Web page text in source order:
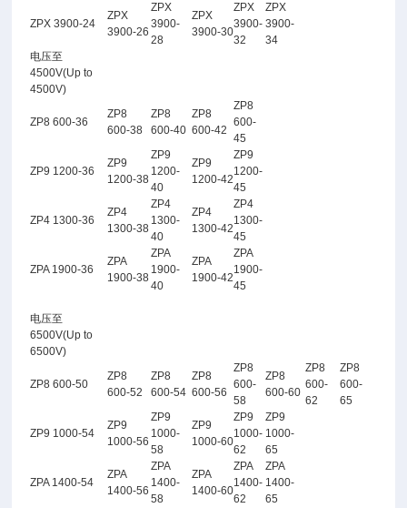
ZPX 3900-24
ZPX
3900-26
ZPX
3900-
28
ZPX
3900-30
ZPX
3900-
32
ZPX
3900-
34
电压至
4500V(Up to
4500V)
ZP8 600-36
ZP8
600-38
ZP8
600-40
ZP8
600-42
ZP8
600-
45
ZP9 1200-36
ZP9
1200-38
ZP9
1200-
40
ZP9
1200-42
ZP9
1200-
45
ZP4 1300-36
ZP4
1300-38
ZP4
1300-
40
ZP4
1300-42
ZP4
1300-
45
ZPA 1900-36
ZPA
1900-38
ZPA
1900-
40
ZPA
1900-42
ZPA
1900-
45
电压至
6500V(Up to
6500V)
ZP8 600-50
ZP8
600-52
ZP8
600-54
ZP8
600-56
ZP8
600-
58
ZP8
600-60
ZP8
600-
62
ZP8
600-
65
ZP9 1000-54
ZP9
1000-56
ZP9
1000-
58
ZP9
1000-60
ZP9
1000-
62
ZP9
1000-
65
ZPA 1400-54
ZPA
1400-56
ZPA
1400-
58
ZPA
1400-60
ZPA
1400-
62
ZPA
1400-
65